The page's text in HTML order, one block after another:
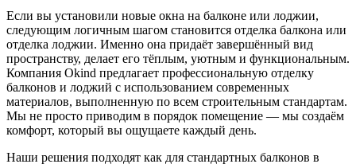
Если вы установили новые окна на балконе или лоджии,
следующим логичным шагом становится отделка балкона или
отделка лоджии. Именно она придаёт завершённый вид
пространству, делает его тёплым, уютным и функциональным.
Компания Okind предлагает профессиональную отделку
балконов и лоджий с использованием современных
материалов, выполненную по всем строительным стандартам.
Мы не просто приводим в порядок помещение — мы создаём
комфорт, который вы ощущаете каждый день.
Наши решения подходят как для стандартных балконов в